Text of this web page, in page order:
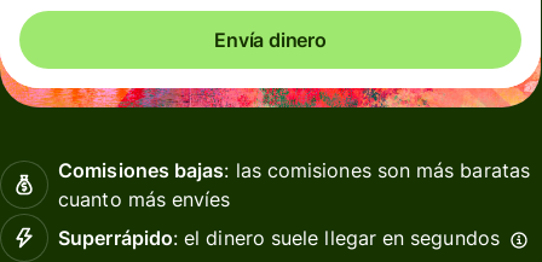
Envía dinero
Comisiones bajas: las comisiones son más baratas
cuanto más envíes
Superrápido: el dinero suele llegar en segundos